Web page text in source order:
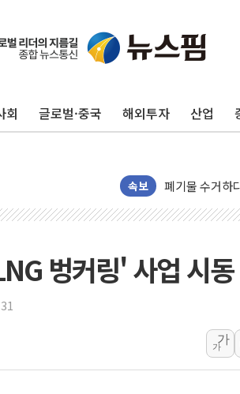
회 글로벌·중국 해외투자 산업
속보
美, 이란전 출
강릉·동해·삼
서울 중랑구
李대통령 "결
추미애, '위안
인천 선재도 갯
'화합' 꺼낸
李대통령,
동해중부 전 해
벙커링' 사업 시동
가
가